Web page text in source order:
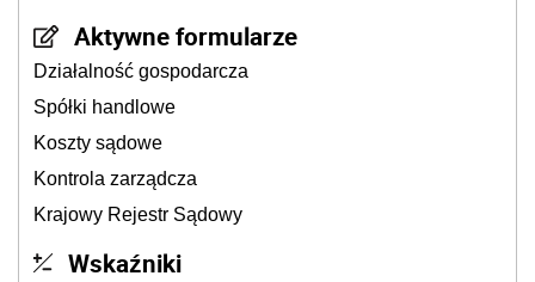
Aktywne formularze
Działalność gospodarcza
Spółki handlowe
Koszty sądowe
Kontrola zarządcza
Krajowy Rejestr Sądowy
Wskaźniki